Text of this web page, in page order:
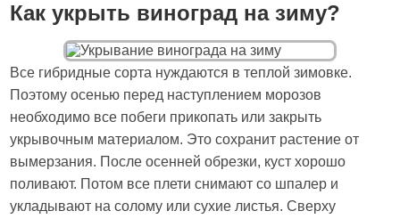
Как укрыть виноград на зиму?
Все гибридные сорта нуждаются в теплой зимовке.
Поэтому осенью перед наступлением морозов
необходимо все побеги прикопать или закрыть
укрывочным материалом. Это сохранит растение от
вымерзания. После осенней обрезки, куст хорошо
поливают. Потом все плети снимают со шпалер и
укладывают на солому или сухие листья. Сверху